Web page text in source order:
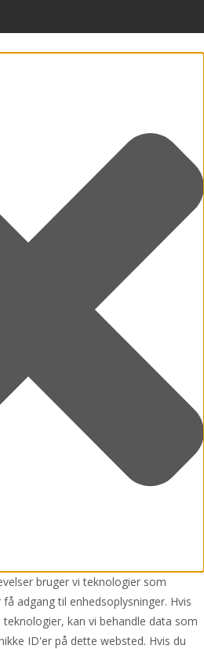
bruger vi teknologier som
adgang til enhedsoplysninger. Hvis
kan vi behandle data som
ID'er på dette websted. Hvis du